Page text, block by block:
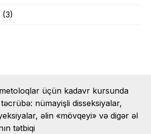
(3)
üçün kadavr kursunda
nümayişli disseksiyalar,
əlin «mövqeyi» və digər əl
tətbiqi